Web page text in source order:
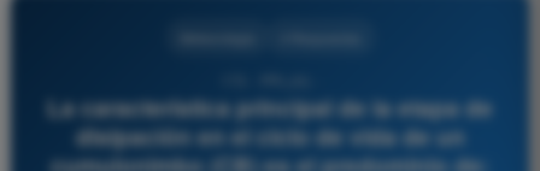
La característica principal de la etapa de
disipación en el ciclo de vida de un